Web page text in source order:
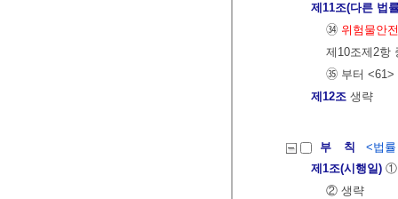
제11조(다른 법
㉞ 위험물안
제10조제2항
㉟ 부터 <61>
제12조 생략
부 칙
<법
제1조(시행일) ①
② 생략